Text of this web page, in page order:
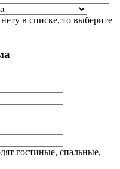
в списке, то выберите
гостиные, спальные,